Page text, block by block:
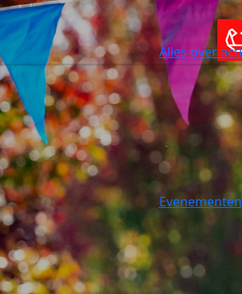
Alles over
Evenementen